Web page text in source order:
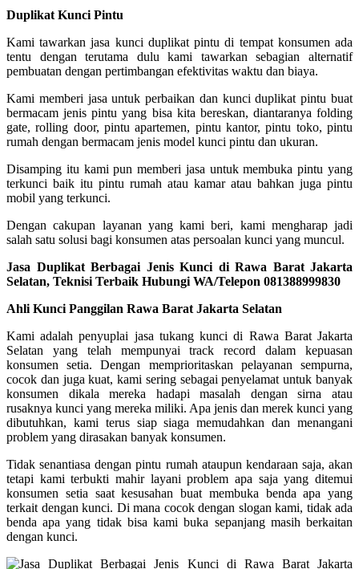
Duplikat Kunci Pintu
Kami tawarkan jasa kunci duplikat pintu di tempat konsumen ada
tentu dengan terutama dulu kami tawarkan sebagian alternatif
pembuatan dengan pertimbangan efektivitas waktu dan biaya.
Kami memberi jasa untuk perbaikan dan kunci duplikat pintu buat
bermacam jenis pintu yang bisa kita bereskan, diantaranya folding
gate, rolling door, pintu apartemen, pintu kantor, pintu toko, pintu
rumah dengan bermacam jenis model kunci pintu dan ukuran.
Disamping itu kami pun memberi jasa untuk membuka pintu yang
terkunci baik itu pintu rumah atau kamar atau bahkan juga pintu
mobil yang terkunci.
Dengan cakupan layanan yang kami beri, kami mengharap jadi
salah satu solusi bagi konsumen atas persoalan kunci yang muncul.
Jasa Duplikat Berbagai Jenis Kunci di Rawa Barat Jakarta
Selatan, Teknisi Terbaik Hubungi WA/Telepon 081388999830
Ahli Kunci Panggilan Rawa Barat Jakarta Selatan
Kami adalah penyuplai jasa tukang kunci di Rawa Barat Jakarta
Selatan yang telah mempunyai track record dalam kepuasan
konsumen setia. Dengan memprioritaskan pelayanan sempurna,
cocok dan juga kuat, kami sering sebagai penyelamat untuk banyak
konsumen dikala mereka hadapi masalah dengan sirna atau
rusaknya kunci yang mereka miliki. Apa jenis dan merek kunci yang
dibutuhkan, kami terus siap siaga memudahkan dan menangani
problem yang dirasakan banyak konsumen.
Tidak senantiasa dengan pintu rumah ataupun kendaraan saja, akan
tetapi kami terbukti mahir layani problem apa saja yang ditemui
konsumen setia saat kesusahan buat membuka benda apa yang
terkait dengan kunci. Di mana cocok dengan slogan kami, tidak ada
benda apa yang tidak bisa kami buka sepanjang masih berkaitan
dengan kunci.